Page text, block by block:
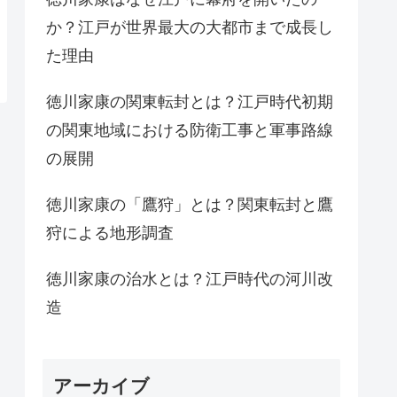
か？江戸が世界最大の大都市まで成長し
た理由
徳川家康の関東転封とは？江戸時代初期
の関東地域における防衛工事と軍事路線
の展開
徳川家康の「鷹狩」とは？関東転封と鷹
狩による地形調査
徳川家康の治水とは？江戸時代の河川改
造
アーカイブ